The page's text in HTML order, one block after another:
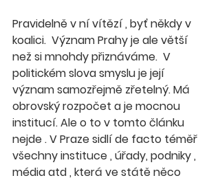
Pravidelně v ní vítězí , byť někdy v
koalici.  Význam Prahy je ale větší
než si mnohdy přiznáváme.  V
politickém slova smyslu je její
význam samozřejmě zřetelný. Má
obrovský rozpočet a je mocnou
institucí. Ale o to v tomto článku
nejde . V Praze sidlí de facto téměř
všechny instituce , úřady, podniky ,
média atd , která ve státě něco